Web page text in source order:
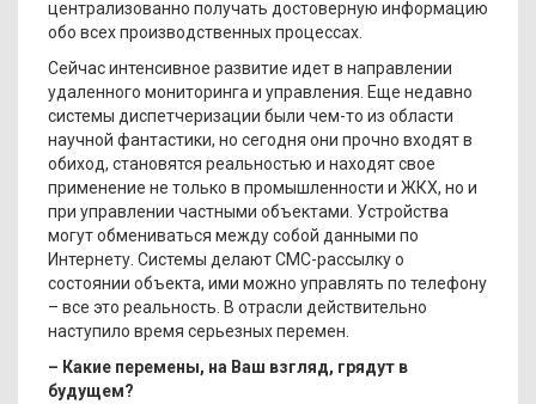
централизованно получать достоверную информацию
обо всех производственных процессах.
Сейчас интенсивное развитие идет в направлении
удаленного мониторинга и управления. Еще недавно
системы диспетчеризации были чем-то из области
научной фантастики, но сегодня они прочно входят в
обиход, становятся реальностью и находят свое
применение не только в промышленности и ЖКХ, но и
при управлении частными объектами. Устройства
могут обмениваться между собой данными по
Интернету. Системы делают СМС-рассылку о
состоянии объекта, ими можно управлять по телефону
– все это реальность. В отрасли действительно
наступило время серьезных перемен.
– Какие перемены, на Ваш взгляд, грядут в
будущем?